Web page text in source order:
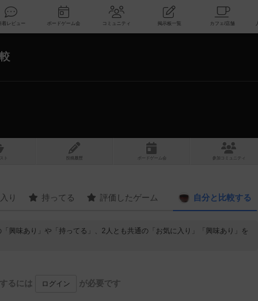
新着レビュー ボードゲーム会 コミュニティ 掲示板一覧
ト 投稿履歴 ボ ドゲ ーム コミュニティ
り 持ってる 評価したゲーム 自分と 比較する
興味あり」や「持ってる」、2人とも共通の「お気に入り」「興味あり」を
るには ログイン が必要です